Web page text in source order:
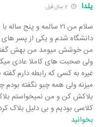
یلدا 2 سال قبل
سلام من ۲۱ سالمه و پنج
دانشگاه شدم و یکی از پسر های
من خوشش میومد من بهش گفتم
ولی صحبت های کاملا عادی
غیره به کسی که رابطه دارم
میزنه ولی همه چیو نگفته
بلاکش کن و من نمیخواستم
کلاسی بودیم و بی دلیل بلاک
بخوانید